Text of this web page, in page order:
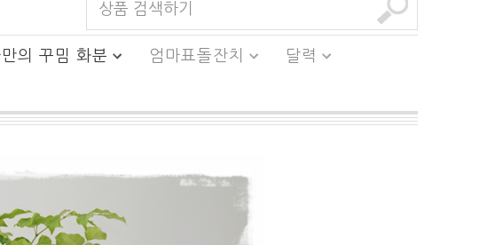
만의 꾸밈 화분 엄마표돌잔치 달력